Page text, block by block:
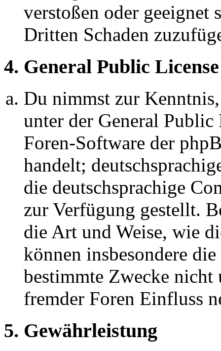
verstoßen oder geeignet
Dritten Schaden
4. General Public License
Du nimmst zur
unter der General
Foren-Software der
handelt;
die deutschsprachige
zur Verfügung gestellt.
die Art und Weise, wie
können insbesondere
bestimmte Zwecke nicht
fremder Foren Einfluss
5. Gewährleistung